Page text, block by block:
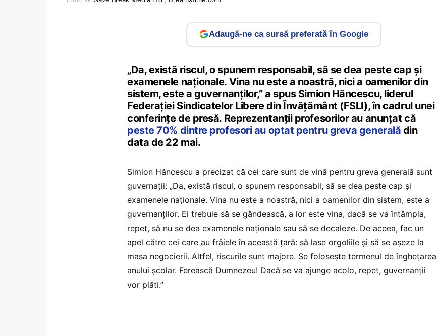
Adaugă-ne ca sursă preferată în Google
„Da, există riscul, o spunem responsabil, să se dea peste cap și
examenele naționale. Vina nu este a noastră, nici a oamenilor din
sistem, este a guvernanților,” a spus Simion Hăncescu, liderul
Federației Sindicatelor Libere din Învățământ (FSLI), în cadrul unei
conferințe de presă. Reprezentanții profesorilor au anunțat că
peste 70% dintre profesori au optat pentru greva generală din
data de 22 mai.
Simion Hăncescu a precizat că cei care sunt de vină pentru greva generală sunt
guvernații: „Da, există riscul, o spunem responsabil, să se dea peste cap și
examenele naționale. Vina nu este a noastră, nici a oamenilor din sistem, este a
guvernanților. Ei trebuie să se gândească, a lor este vina, dacă se va întâmpla,
repet, să nu se dea examenele naționale sau să se decaleze. De aceea, fac un
apel către cei care au frâiele în această țară: să lase orgoliile și să se așeze la
masa negocierii. Altfel, riscurile sunt majore. Se folosește termenul de înghețarea
anului școlar. Ferească Dumnezeu! Dacă se va ajunge acolo, repet, guvernanții
vor plăti.”